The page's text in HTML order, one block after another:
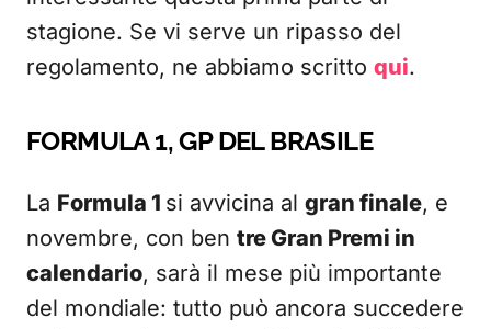
stagione. Se vi serve un ripasso del
regolamento, ne abbiamo scritto qui.
FORMULA 1, GP DEL BRASILE
La Formula 1 si avvicina al gran finale, e
novembre, con ben tre Gran Premi in
calendario, sarà il mese più importante
del mondiale: tutto può ancora succedere